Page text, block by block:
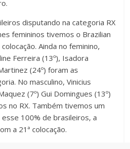
disputando na categoria RX
femininos tivemos o Brazilian
Ainda no feminino,
Ferreira (13º), Isadora
(24º) foram as
No masculino, Vinicius
(7º) Gui Domingues (13º)
no RX. Também tivemos um
100% de brasileiros, a
a 21ª colocação.